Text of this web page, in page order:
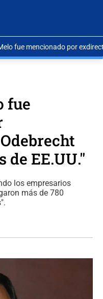
fue mencionado por
fue
de EE.UU."
los empresarios
más de 780